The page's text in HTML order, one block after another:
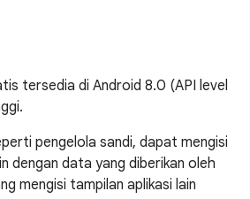
tersedia di Android 8.0 (API level
pengelola sandi, dapat mengisi
dengan data yang diberikan oleh
mengisi tampilan aplikasi lain